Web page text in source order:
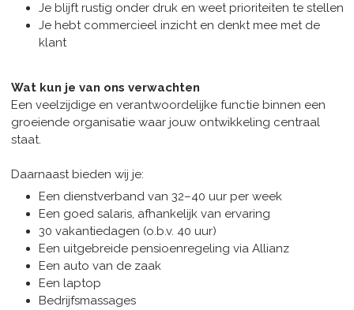
Je blijft rustig onder druk en weet prioriteiten te stellen
Je hebt commercieel inzicht en denkt mee met de
klant
Wat kun je van ons verwachten
Een veelzijdige en verantwoordelijke functie binnen een
groeiende organisatie waar jouw ontwikkeling centraal
staat.
Daarnaast bieden wij je:
Een dienstverband van 32–40 uur per week
Een goed salaris, afhankelijk van ervaring
30 vakantiedagen (o.b.v. 40 uur)
Een uitgebreide pensioenregeling via Allianz
Een auto van de zaak
Een laptop
Bedrijfsmassages